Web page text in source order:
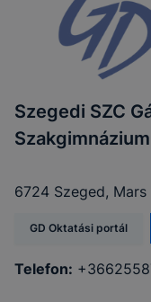
Szegedi SZC
Szakgimnázium
6724 Szeged, Mars
GD Oktatási portál
Telefon: